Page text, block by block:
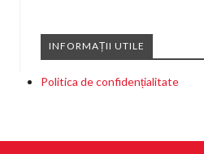
INFORMAȚII UTILE
Politica de confidențialitate